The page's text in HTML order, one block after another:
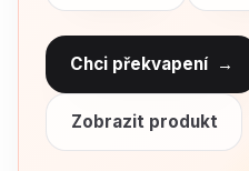
Chci překvapení →
Zobrazit produkt